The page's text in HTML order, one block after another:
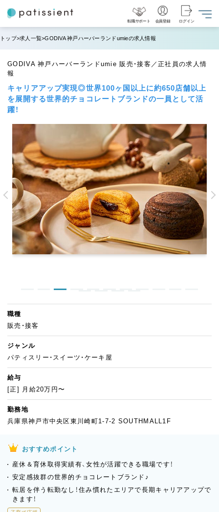
転職サポート 会員登録 ログイン
トップ 求人一覧 GODIVA 神戸ハーバーランドumieの求人情報
GODIVA 神戸ハーバーランドumie 販売・接客／正社員の求人情
報
キャリアアップ実現◎世界100ヶ国以上に約650店舗以上
を展開する世界的チョコレートブランドの一員として活
躍！
職種
販売・接客
ジャンル
パティスリー・スイーツ・ケーキ屋
給与
[正] 月給20万円〜
勤務地
兵庫県神戸市中央区東川崎町1-7-2 SOUTHMALL1F
おすすめポイント
産休＆育休取得実績有、女性が活躍できる職場です！
安定感抜群の世界的チョコレートブランド♪
転居を伴う転勤なし！住み慣れたエリアで長期キャリアアップで
きます！